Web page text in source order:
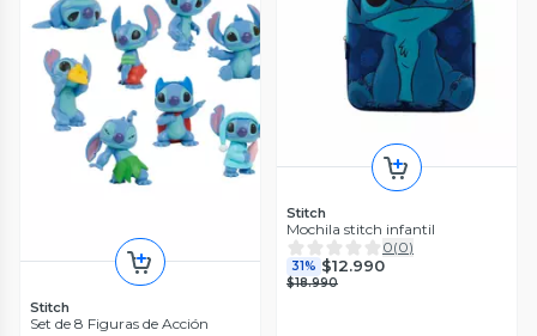
Stitch
Set de 8 Figuras de Acción
Stitch
Mochila stitch infantil
0(0)
31% $12.990
$18.990